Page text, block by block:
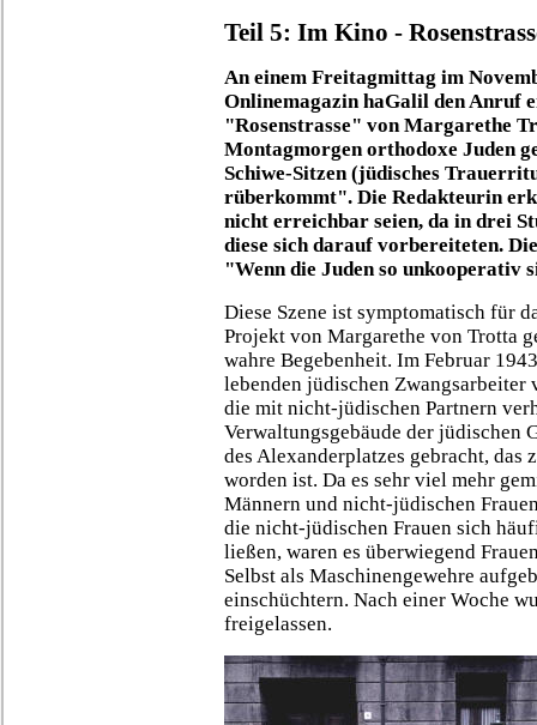
Teil 5: Im Kino -
An einem Freitagmittag im
Onlinemagazin haGalil den Anruf
"Rosenstrasse" von Margarethe
Montagmorgen orthodoxe Juden
Schiwe-Sitzen (jüdisches
rüberkommt". Die Redakteurin
nicht erreichbar seien, da in drei
diese sich darauf vorbereiteten.
"Wenn die Juden so unkooperativ
Diese Szene ist symptomatisch für
Projekt von Margarethe von Trotta
wahre Begebenheit. Im Februar
lebenden jüdischen
die mit nicht-jüdischen Partnern
Verwaltungsgebäude der jüdischen
des Alexanderplatzes gebracht,
worden ist. Da es sehr viel mehr
Männern und nicht-jüdischen
die nicht-jüdischen Frauen sich
ließen, waren es überwiegend
Selbst als Maschinengewehre
einschüchtern. Nach einer Woche
freigelassen.